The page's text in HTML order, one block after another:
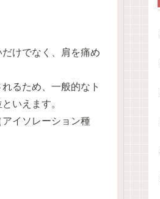
けでなく、肩を痛め
るため、一般的なト
いえます。
イソレーション種